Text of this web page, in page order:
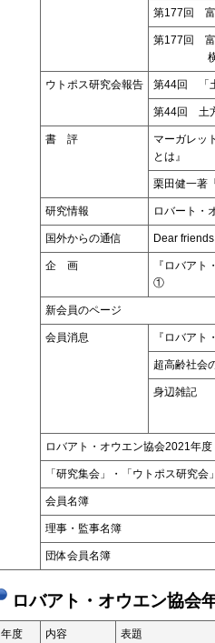
第177回 富
第177回 富
横山勝
ウトポス研究会報告 第44回 「
第44回 土
書 評
マーガレッ
とは』
栗田健一著
研究情報 ロバート・
国外からの通信 Dear
企 画
『ロバア
①
新会員のページ
会員消息 『ロバア
超高齢社会
身辺雑記
ロバアト・オウエン協会2021年
「研究集会」・「ウトポス研究
会員名簿
理事・監事名簿
団体会員名簿
ロバアト・オウエン協
年度 内容 表題